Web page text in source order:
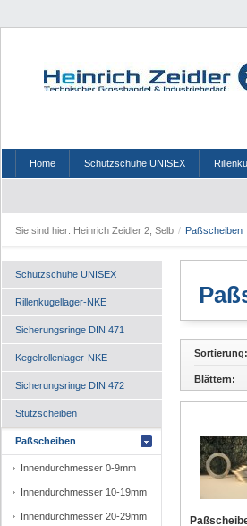
Home Schutzschuhe UNISEX
Sie sind hier: Heinrich Zeidler 2, Selb / Paßscheiben
Schutzschuhe UNISEX
Rillenkugellager-NKE
Sicherungsringe DIN 471
Kegelrollenlager-NKE
Sicherungsringe DIN 472
Stützscheiben
Paßscheiben
Innendurchmesser 0-9mm
Innendurchmesser 10-19mm
Innendurchmesser 20-29mm
Sortierung:
Blättern: